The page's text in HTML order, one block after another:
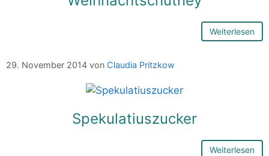
Weiterlesen
29. November 2014 von Claudia Pritzkow
Spekulatiuszucker
Weiterlesen